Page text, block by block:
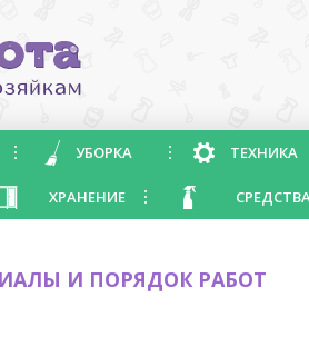
УБОРКА ТЕХНИКА
ХРАНЕНИЕ
И ПОРЯДОК РАБОТ